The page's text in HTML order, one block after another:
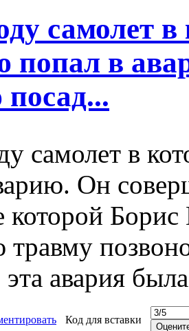
самолет
попал в
самолет в
Он
которой
травму
авария
Код для вставки